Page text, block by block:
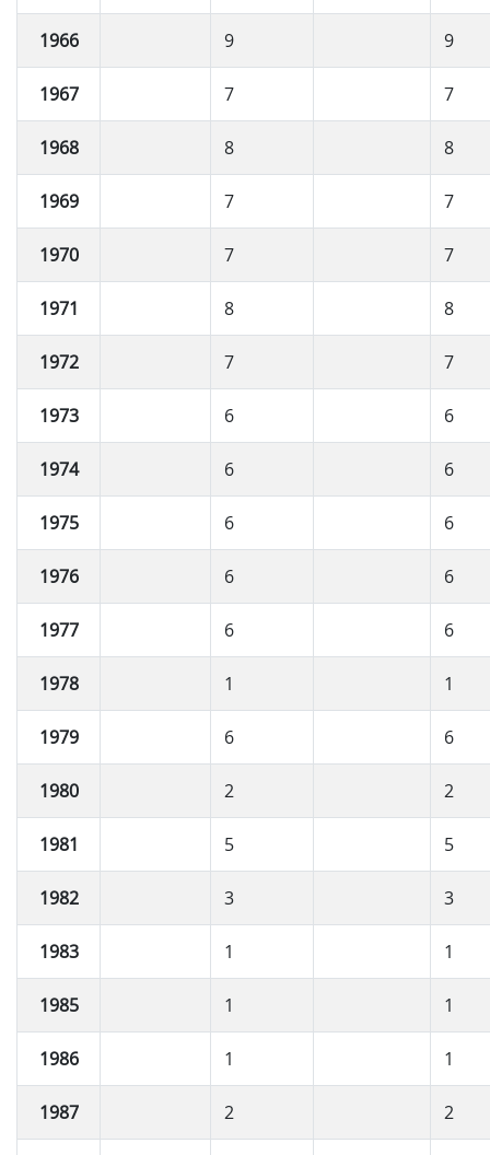
1966 9 9
1967 7 7
1968 8 8
1969 7 7
1970 7 7
1971 8 8
1972 7 7
1973 6 6
1974 6 6
1975 6 6
1976 6 6
1977 6 6
1978 1 1
1979 6 6
1980 2 2
1981 5 5
1982 3 3
1983 1 1
1985 1 1
1986 1 1
1987 2 2